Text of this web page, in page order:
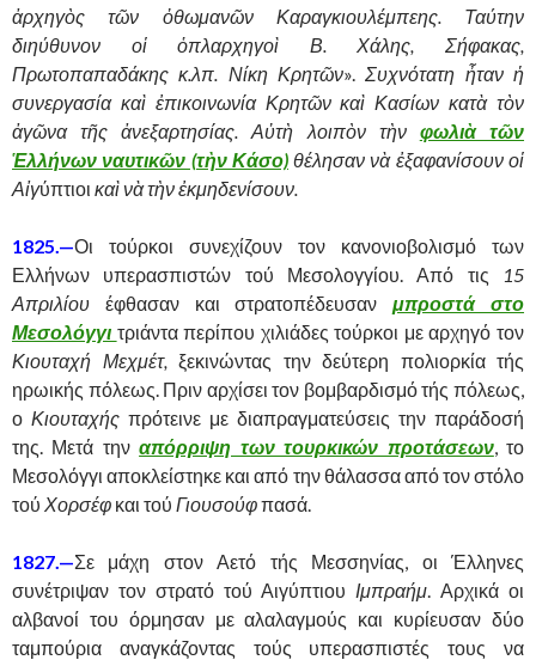
ἀρχηγὸς τῶν ὀθωμανῶν Καραγκιουλέμπεης. Ταύτην
διηύθυνον οἱ ὁπλαρχηγοὶ Β. Χάλης, Σήφακας,
Πρωτοπαπαδάκης κ.λπ. Νίκη Κρητῶν».Συχνότατη ἦταν ἡ
συνεργασία καὶ ἐπικοινωνία Κρητῶν καὶ Κασίων κατὰ τὸν
ἀγῶνα τῆς ἀνεξαρτησίας. Αὐτὴ λοιπὸν τὴν φωλιὰ τῶν
Ἑλλήνων ναυτικῶν (τὴν Κάσο)θέλησαν νὰ ἐξαφανίσουν οἱ
Αἰγύπτιοι καὶ νὰ τὴν ἐκμηδενίσουν.
1825.—Οι τούρκοι συνεχίζουν τον κανονιοβολισμό των
Ελλήνων υπερασπιστών τού Μεσολογγίου. Από τις
15
Απριλίου έφθασαν και στρατοπέδευσανμπροστά στο
Μεσολόγγι τριάντα περίπου χιλιάδες τούρκοι με αρχηγό τον
Κιουταχή Μεχμέτ, ξεκινώντας την δεύτερη πολιορκία τής
ηρωικής πόλεως. Πριν αρχίσει τον βομβαρδισμό τής πόλεως,
ο Κιουταχής πρότεινε με διαπραγματεύσεις την παράδοσή
της. Μετά τηναπόρριψη των τουρκικών προτάσεων, το
Μεσολόγγι αποκλείστηκε και από την θάλασσα από τον στόλο
τού Χορσέφ και τού Γιουσούφπασά.
1827.—Σε μάχη στον Αετό τής Μεσσηνίας, οι Έλληνες
συνέτριψαν τον στρατό τού Αιγύπτιου Ιμπραήμ. Αρχικά οι
αλβανοί του όρμησαν με αλαλαγμούς και κυρίευσαν δύο
ταμπούρια αναγκάζοντας τούς υπερασπιστές τους να